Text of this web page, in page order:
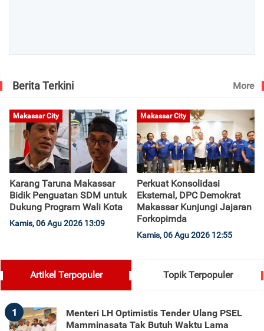
Berita Terkini More
Makassar City
Karang Taruna Makassar
Bidik Penguatan SDM untuk
Dukung Program Wali Kota
Kamis, 06 Agu 2026 13:09
Makassar City
Perkuat Konsolidasi
Eksternal, DPC Demokrat
Makassar Kunjungi Jajaran
Forkopimda
Kamis, 06 Agu 2026 12:55
Artikel Terpopuler Topik Terpopuler
1
Menteri LH Optimistis Tender Ulang PSEL
Mamminasata Tak Butuh Waktu Lama